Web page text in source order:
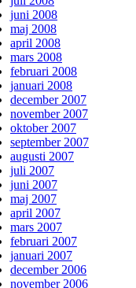
juni 2008
maj 2008
april 2008
mars 2008
februari 2008
januari 2008
december 2007
november 2007
oktober 2007
september 2007
augusti 2007
juli 2007
juni 2007
maj 2007
april 2007
mars 2007
februari 2007
januari 2007
december 2006
november 2006